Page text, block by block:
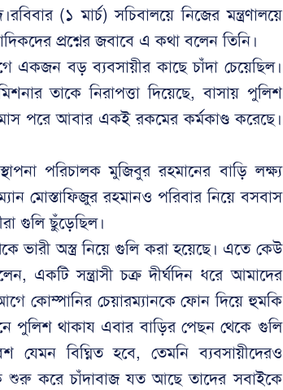
(১ মার্চ) সচিবালয়ে নিজের মন্ত্রণালয়ে
প্রশ্নের জবাবে এ কথা বলেন তিনি।
একজন বড় ব্যবসায়ীর কাছে চাঁদা চেয়েছিল।
তাকে নিরাপত্তা দিয়েছে, বাসায় পুলিশ
পরে আবার একই রকমের কর্মকাণ্ড করেছে।
পরিচালক মুজিবুর রহমানের বাড়ি লক্ষ্য
মোস্তাফিজুর রহমানও পরিবার নিয়ে বসবাস
গুলি ছুঁড়েছিল।
ভারী অস্ত্র নিয়ে গুলি করা হয়েছে। এতে কেউ
একটি সন্ত্রাসী চক্র দীর্ঘদিন ধরে আমাদের
কোম্পানির চেয়ারম্যানকে ফোন দিয়ে হুমকি
পুলিশ থাকায এবার বাড়ির পেছন থেকে গুলি
যেমন বিঘ্নিত হবে, তেমনি ব্যবসায়ীদেরও
শুরু করে চাঁদাবাজ যত আছে তাদের সবাইকে